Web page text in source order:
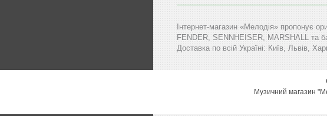
Інтернет-магазин «Мелодія» пропонує
FENDER, SENNHEISER, MARSHALL та
Доставка по всій Україні: Київ, Львів,